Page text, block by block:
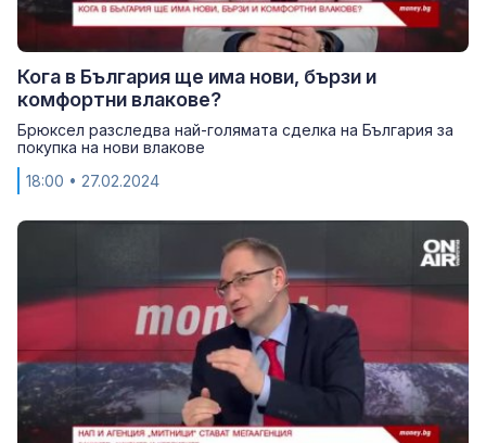
Кога в България ще има нови, бързи и
комфортни влакове?
Брюксел разследва най-голямата сделка на България за
покупка на нови влакове
18:00 • 27.02.2024